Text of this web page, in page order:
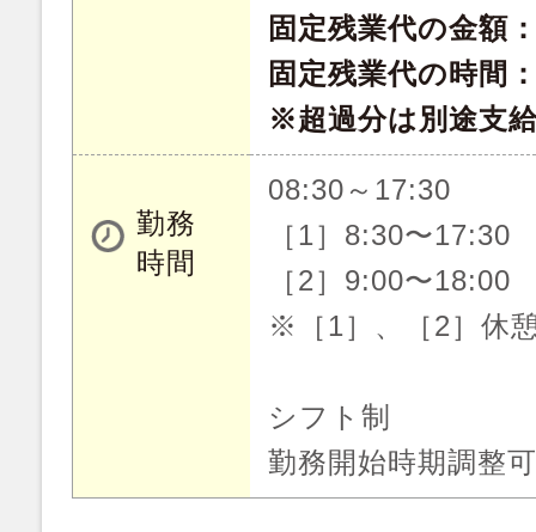
固定残業代の金額
固定残業代の時間
※超過分は別途支
勤務
時間
08:30～17:30
［1］8:30〜17:30
［2］9:00〜18:00
※［1］、［2］休
シフト制
勤務開始時期調整